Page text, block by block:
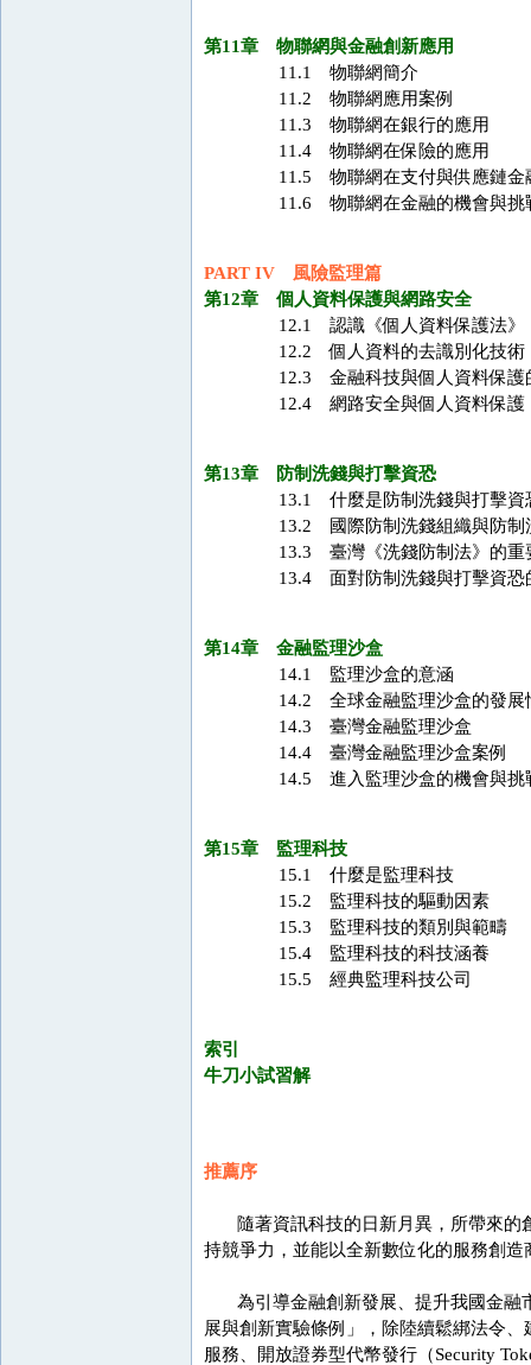
第11章 物聯網與金融創新應用
11.1 物聯網簡介
11.2 物聯網應用案例
11.3 物聯網在銀行的應用
11.4 物聯網在保險的應用
11.5 物聯網在支付與供應鏈金
11.6 物聯網在金融的機會與挑
PART IV 風險監理篇
第12章 個人資料保護與網路安全
12.1 認識《個人資料保護法》
12.2 個人資料的去識別化技術
12.3 金融科技與個人資料保護
12.4 網路安全與個人資料保護
第13章 防制洗錢與打擊資恐
13.1 什麼是防制洗錢與打擊資
13.2 國際防制洗錢組織與防制
13.3 臺灣《洗錢防制法》的重
13.4 面對防制洗錢與打擊資恐
第14章 金融監理沙盒
14.1 監理沙盒的意涵
14.2 全球金融監理沙盒的發展
14.3 臺灣金融監理沙盒
14.4 臺灣金融監理沙盒案例
14.5 進入監理沙盒的機會與挑
第15章 監理科技
15.1 什麼是監理科技
15.2 監理科技的驅動因素
15.3 監理科技的類別與範疇
15.4 監理科技的科技涵養
15.5 經典監理科技公司
索引
牛刀小試習解
推薦序
隨著資訊科技的日新月異，所帶來的
持競爭力，並能以全新數位化的服務創造
為引導金融創新發展、提升我國金融
展與創新實驗條例」，除陸續鬆綁法令
服務、開放證券型代幣發行（Security